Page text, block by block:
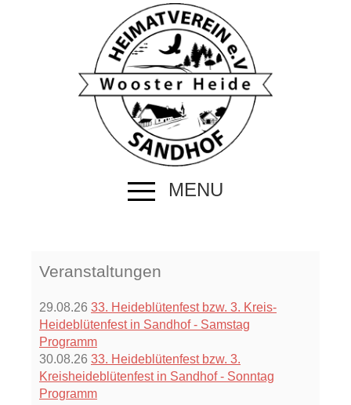
MENU
Veranstaltungen
29.08.26 33. Heideblütenfest bzw. 3. Kreis-
Heideblütenfest in Sandhof - Samstag
Programm
30.08.26 33. Heideblütenfest bzw. 3.
Kreisheideblütenfest in Sandhof - Sonntag
Programm